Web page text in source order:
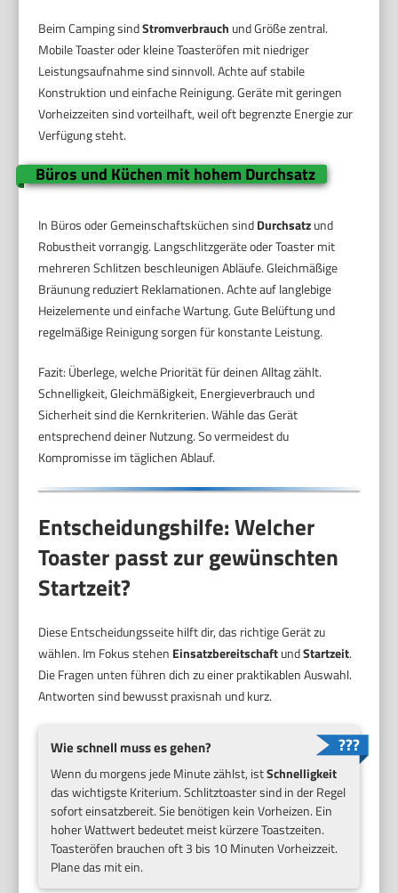
Beim Camping sindStromverbrauch und Größe zentral.
Mobile Toaster oder kleine Toasteröfen mit niedriger
Leistungsaufnahme sind sinnvoll. Achte auf stabile
Konstruktion und einfache Reinigung. Geräte mit geringen
Vorheizzeiten sind vorteilhaft, weil oft begrenzte Energie zur
Verfügung steht.
Büros und Küchen mit hohem Durchsatz
In Büros oder Gemeinschaftsküchen sindDurchsatzund
Robustheit vorrangig. Langschlitzgeräte oder Toaster mit
mehreren Schlitzen beschleunigen Abläufe. Gleichmäßige
Bräunung reduziert Reklamationen. Achte auf langlebige
Heizelemente und einfache Wartung. Gute Belüftung und
regelmäßige Reinigung sorgen für konstante Leistung.
Fazit: Überlege, welche Priorität für deinen Alltag zählt.
Schnelligkeit, Gleichmäßigkeit, Energieverbrauch und
Sicherheit sind die Kernkriterien. Wähle das Gerät
entsprechend deiner Nutzung. So vermeidest du
Kompromisse im täglichen Ablauf.
Entscheidungshilfe: Welcher
Toaster passt zur gewünschten
Startzeit?
Diese Entscheidungsseite hilft dir, das richtige Gerät zu
wählen. Im Fokus stehen EinsatzbereitschaftundStartzeit.
Die Fragen unten führen dich zu einer praktikablen Auswahl.
Antworten sind bewusst praxisnah und kurz.
Wie schnell muss es gehen?
Wenn du morgens jede Minute zählst, istSchnelligkeit
das wichtigste Kriterium. Schlitztoaster sind in der Regel
sofort einsatzbereit. Sie benötigen kein Vorheizen. Ein
hoher Wattwert bedeutet meist kürzere Toastzeiten.
Toasteröfen brauchen oft 3 bis 10 Minuten Vorheizzeit.
Plane das mit ein.